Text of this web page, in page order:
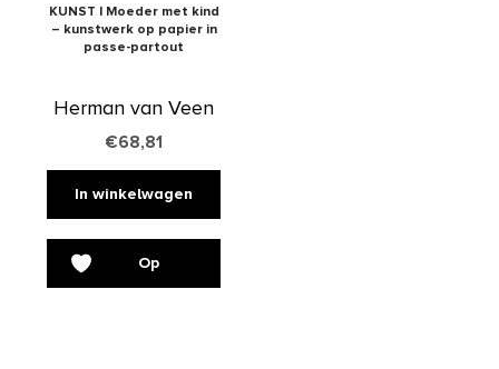
KUNST | Moeder met kind
– kunstwerk op papier in
passe-partout
Herman van Veen
€68,81
In winkelwagen
Op